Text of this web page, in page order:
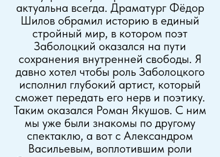
актуальна всегда. Драматург Фёдор
Шилов обрамил историю в единый
стройный мир, в котором поэт
Заболоцкий оказался на пути
сохранения внутренней свободы. Я
давно хотел чтобы роль Заболоцкого
исполнил глубокий артист, который
сможет передать его нерв и поэтику.
Таким оказался Роман Якушов. С ним
мы уже были знакомы по другому
спектаклю, а вот с Александром
Васильевым, воплотившим роли